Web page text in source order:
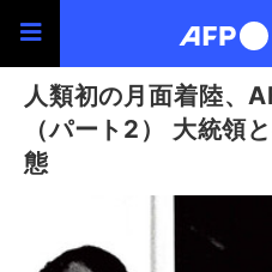
人類初の月面着陸、
（パート2） 大統領
態